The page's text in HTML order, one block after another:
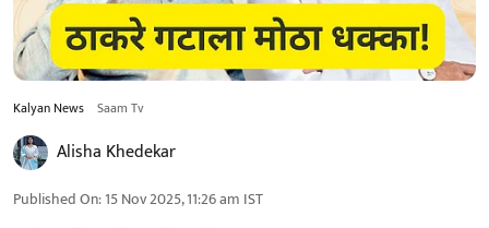
Kalyan News Saam Tv
Alisha Khedekar
Published On:15 Nov 2025, 11:26 am IST